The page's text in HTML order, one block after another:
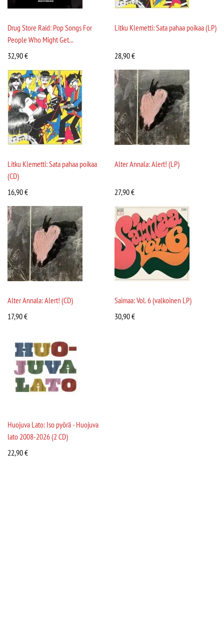
Drug Store Raid: Pop Songs For
People Who Might Get...
32,90€
Litku Klemetti: Sata pahaa poikaa (LP)
28,90€
Litku Klemetti: Sata pahaa poikaa
(CD)
16,90€
Alter Annala: Alert! (LP)
27,90€
Alter Annala: Alert! (CD)
17,90€
Saimaa: Vol. 6 (valkoinen LP)
30,90€
Huojuva Lato: Iso pyörä - Huojuva
lato 2008-2026 (2 CD)
22,90€